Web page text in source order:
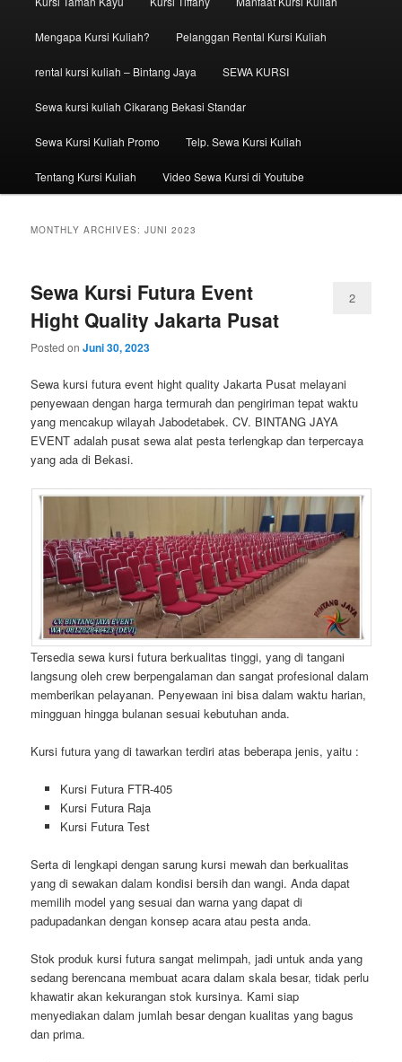
Mengapa Kursi Kuliah? Pelanggan Rental Kursi Kuliah
rental kursi kuliah – Bintang Jaya SEWA KURSI
Sewa kursi kuliah Cikarang Bekasi Standar
Sewa Kursi Kuliah Promo Telp. Sewa Kursi Kuliah
Tentang Kursi Kuliah Video Sewa Kursi di Youtube
MONTHLY ARCHIVES:JUNI 2023
Sewa Kursi Futura Event
Hight Quality Jakarta Pusat
Posted onJuni 30, 2023
2
Sewa kursi futura event hight quality Jakarta Pusat melayani
penyewaan dengan harga termurah dan pengiriman tepat waktu
yang mencakup wilayah Jabodetabek. CV. BINTANG JAYA
EVENT adalah pusat sewa alat pesta terlengkap dan terpercaya
yang ada di Bekasi.
Tersedia sewa kursi futura berkualitas tinggi, yang di tangani
langsung oleh crew berpengalaman dan sangat profesional dalam
memberikan pelayanan. Penyewaan ini bisa dalam waktu harian,
mingguan hingga bulanan sesuai kebutuhan anda.
Kursi futura yang di tawarkan terdiri atas beberapa jenis, yaitu :
Kursi Futura FTR-405
Kursi Futura Raja
Kursi Futura Test
Serta di lengkapi dengan sarung kursi mewah dan berkualitas
yang di sewakan dalam kondisi bersih dan wangi. Anda dapat
memilih model yang sesuai dan warna yang dapat di
padupadankan dengan konsep acara atau pesta anda.
Stok produk kursi futura sangat melimpah, jadi untuk anda yang
sedang berencana membuat acara dalam skala besar, tidak perlu
khawatir akan kekurangan stok kursinya. Kami siap
menyediakan dalam jumlah besar dengan kualitas yang bagus
dan prima.